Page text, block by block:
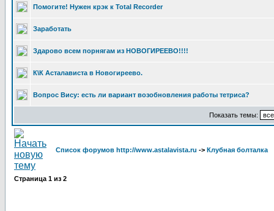
Помогите! Нужен крэк к Total Recorder
Заработать
Здарово всем порнягам из НОВОГИРЕЕВО!!!!
К\К Асталависта в Новогиреево.
Вопрос Вису: есть ли вариант возобновления работы тетриса?
Показать темы:
Список форумов http://www.astalavista.ru -> Клубная болталка
Страница 1 из 2